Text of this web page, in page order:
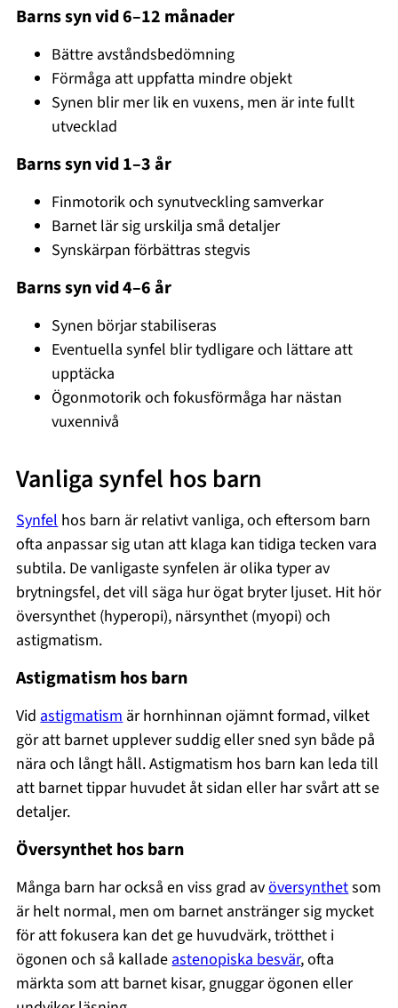
Barns syn vid 6–12 månader
Bättre avståndsbedömning
Förmåga att uppfatta mindre objekt
Synen blir mer lik en vuxens, men är inte fullt
utvecklad
Barns syn vid 1–3 år
Finmotorik och synutveckling samverkar
Barnet lär sig urskilja små detaljer
Synskärpan förbättras stegvis
Barns syn vid 4–6 år
Synen börjar stabiliseras
Eventuella synfel blir tydligare och lättare att
upptäcka
Ögonmotorik och fokusförmåga har nästan
vuxennivå
Vanliga synfel hos barn
Synfelhos barn är relativt vanliga, och eftersom barn
ofta anpassar sig utan att klaga kan tidiga tecken vara
subtila. De vanligaste synfelen är olika typer av
brytningsfel, det vill säga hur ögat bryter ljuset. Hit hör
översynthet (hyperopi), närsynthet (myopi) och
astigmatism.
Astigmatism hos barn
Vidastigmatismär hornhinnan ojämnt formad, vilket
gör att barnet upplever suddig eller sned syn både på
nära och långt håll. Astigmatism hos barn kan leda till
att barnet tippar huvudet åt sidan eller har svårt att se
detaljer.
Översynthet hos barn
Många barn har också en viss grad avöversynthetsom
är helt normal, men om barnet anstränger sig mycket
för att fokusera kan det ge huvudvärk, trötthet i
ögonen och så kalladeastenopiska besvär, ofta
märkta som att barnet kisar, gnuggar ögonen eller